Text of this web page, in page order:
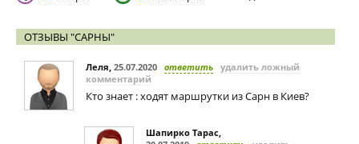
ОТЗЫВЫ "САРНЫ"
Леля, 25.07.2020 ответить удалить ложный
комментарий
Кто знает : ходят маршрутки из Сарн в Киев?
Шапирко Тарас,